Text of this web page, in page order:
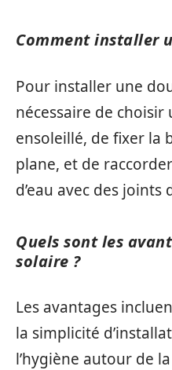
Comment installer
Pour installer une
nécessaire de
ensoleillé, de fixer la
plane, et de
d’eau avec des joints
Quels sont les
solaire ?
Les avantages
la simplicité
l’hygiène autour de